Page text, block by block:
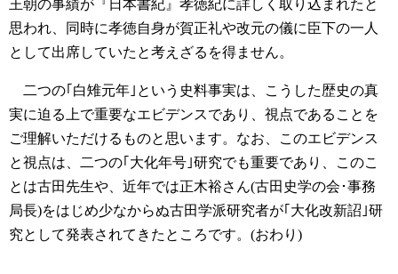
王朝の事績が『日本書紀』孝徳紀に詳しく取り込まれたと
思われ、同時に孝徳自身が賀正礼や改元の儀に臣下の一人
として出席していたと考えざるを得ません。
二つの｢白雉元年｣という史料事実は、こうした歴史の真
実に迫る上で重要なエビデンスであり、視点であることを
ご理解いただけるものと思います。なお、このエビデンス
と視点は、二つの｢大化年号｣研究でも重要であり、このこ
とは古田先生や、近年では正木裕さん(古田史学の会･事務
局長)をはじめ少なからぬ古田学派研究者が｢大化改新詔｣研
究として発表されてきたところです。(おわり)